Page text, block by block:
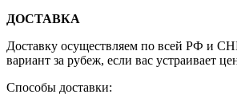
ДОСТАВКА
Доставку осуществляем по всей РФ и
вариант за рубеж, если вас устраивает
Способы доставки: